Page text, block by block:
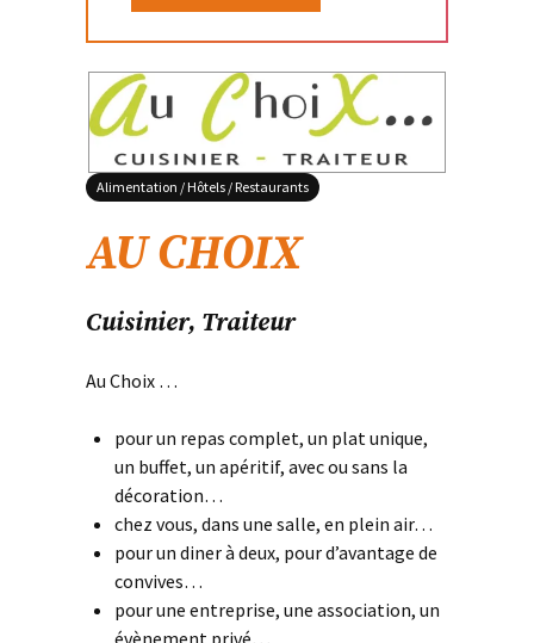
Alimentation / Hôtels / Restaurants
AU CHOIX
Cuisinier, Traiteur
Au Choix …
pour un repas complet, un plat unique,
un buffet, un apéritif, avec ou sans la
décoration…
chez vous, dans une salle, en plein air…
pour un diner à deux, pour d’avantage de
convives…
pour une entreprise, une association, un
évènement privé…